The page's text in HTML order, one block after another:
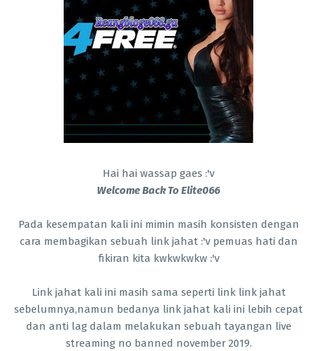
Hai hai wassap gaes :'v
Welcome Back To Elite066
Pada kesempatan kali ini mimin masih konsisten dengan
cara membagikan sebuah link jahat :'v pemuas hati dan
fikiran kita kwkwkwkw :'v
Link jahat kali ini masih sama seperti link link jahat
sebelumnya,namun bedanya link jahat kali ini lebih cepat
dan anti lag dalam melakukan sebuah tayangan live
streaming no banned november 2019.